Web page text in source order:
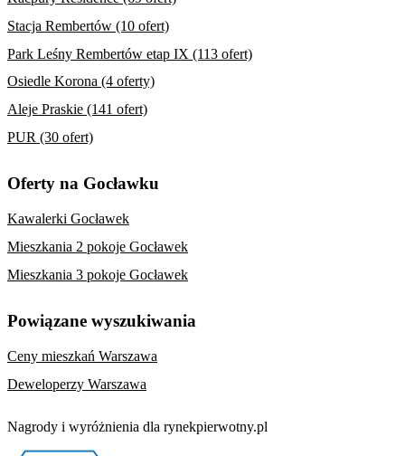
Stacja Rembertów (10 ofert)
Park Leśny Rembertów etap IX (113 ofert)
Osiedle Korona (4 oferty)
Aleje Praskie (141 ofert)
PUR (30 ofert)
Oferty na Gocławku
Kawalerki Gocławek
Mieszkania 2 pokoje Gocławek
Mieszkania 3 pokoje Gocławek
Powiązane wyszukiwania
Ceny mieszkań Warszawa
Deweloperzy Warszawa
Nagrody i wyróżnienia dla rynekpierwotny.pl